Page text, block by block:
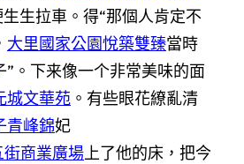
生拉車。得“那個人肯定不
大里國家公園悅築雙臻當時
”。下来像一个非常美味的面
城文華苑 。有些眼花繚亂清
青峰錦妃
商業廣場上了他的床，把今